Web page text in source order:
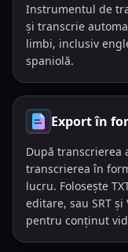
Instrumentul de
și transcrie
limbi, inclusiv
spaniolă.
Export în
După transcrierea
transcrierea în
lucru. Folosește
editare, sau SRT
pentru conținut